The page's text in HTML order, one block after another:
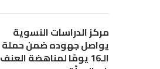
مركز الدراسات النسوية
يواصل جهوده ضمن حملة
الـ16 يومًا لمناهضة العنف